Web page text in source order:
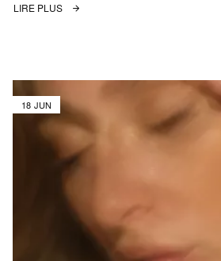
LIRE PLUS
18 JUN